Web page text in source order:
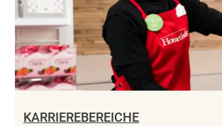
KARRIEREBEREICHE